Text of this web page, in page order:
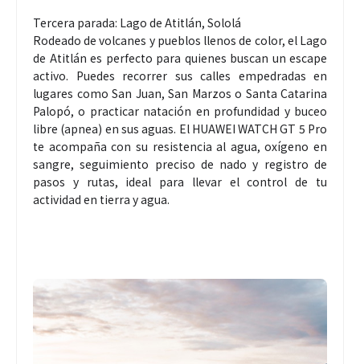
Tercera parada: Lago de Atitlán, Sololá
Rodeado de volcanes y pueblos llenos de color, el Lago
de Atitlán es perfecto para quienes buscan un escape
activo. Puedes recorrer sus calles empedradas en
lugares como San Juan, San Marzos o Santa Catarina
Palopó, o practicar natación en profundidad y buceo
libre (apnea) en sus aguas. El HUAWEI WATCH GT 5 Pro
te acompaña con su resistencia al agua, oxígeno en
sangre, seguimiento preciso de nado y registro de
pasos y rutas, ideal para llevar el control de tu
actividad en tierra y agua.